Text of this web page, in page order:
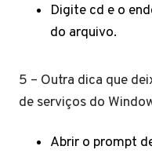
Digite cd e o
do arquivo.
5 – Outra dica que
de serviços do
Abrir o prompt